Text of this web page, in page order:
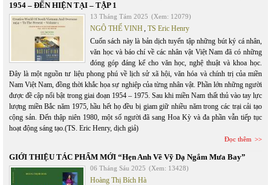
1954 – ĐẾN HIỆN TẠI – TẬP 1
13 Tháng Tám 2025 (Xem: 12079)
NGÔ THẾ VINH, TS Eric Henry
Cuốn sách này là bản dịch tuyển tập những bút ký cá nhân,
văn học và báo chí về các nhân vật Việt Nam đã có những
đóng góp đáng kể cho văn học, nghệ thuật và khoa học.
Đây là một nguồn tư liệu phong phú về lịch sử xã hội, văn hóa và chính trị của miền
Nam Việt Nam, đồng thời khắc họa sự nghiệp của từng nhân vật. Phần lớn những người
được đề cập nổi bật trong giai đoạn 1954 – 1975. Sau khi miền Nam thất thủ vào tay lực
lượng miền Bắc năm 1975, hầu hết họ đều bị giam giữ nhiều năm trong các trại cải tạo
cộng sản. Đến thập niên 1980, một số người đã sang Hoa Kỳ và đa phần vẫn tiếp tục
hoạt động sáng tạo.(TS. Eric Henry, dịch giả)
Đọc thêm
GIỚI THIỆU TÁC PHẨM MỚI “Hẹn Anh Về Vỹ Dạ Ngắm Mưa Bay”
06 Tháng Sáu 2025 (Xem: 13428)
Hoàng Thị Bích Hà